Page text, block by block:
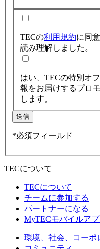
TECの利用規約に同意
読み理解しました。
はい、TECの特別オ
報をお届けするプロ
します。
送信
*必須フィールド
TECについて
TECについて
チームに参加する
パートナーになる
MyTECモバイルアプ
環境、社会、コーポ